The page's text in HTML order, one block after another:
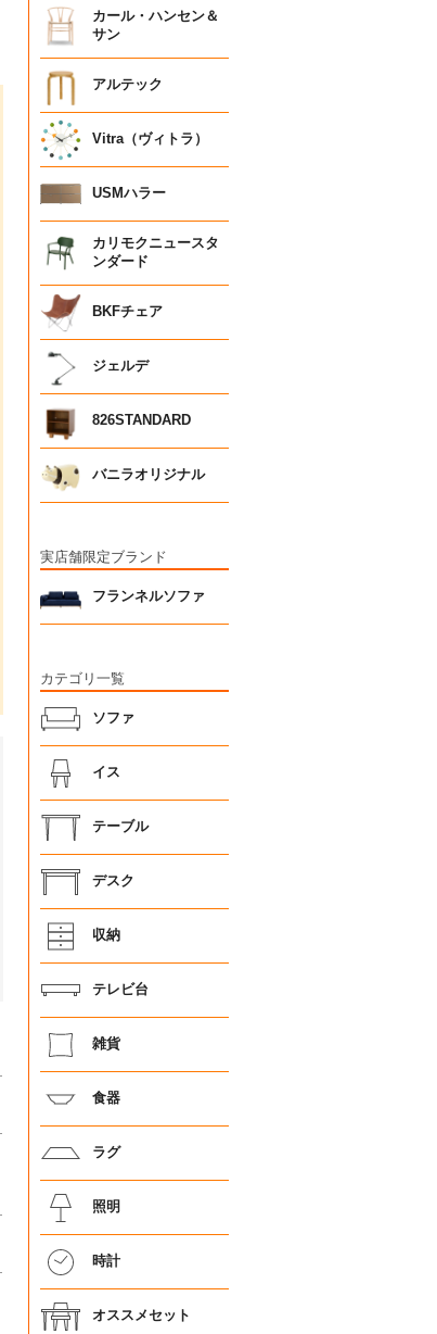
カール・ハンセン＆
サン
アルテック
Vitra（ヴィトラ）
USMハラー
カリモクニュースタ
ンダード
BKFチェア
ジェルデ
826STANDARD
バニラオリジナル
実店舗限定ブランド
フランネルソファ
カテゴリ一覧
ソファ
イス
テーブル
デスク
収納
テレビ台
雑貨
食器
ラグ
照明
時計
オススメセット